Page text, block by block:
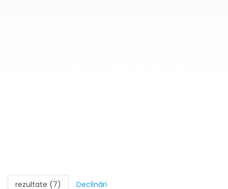
rezultate (7) Declinări